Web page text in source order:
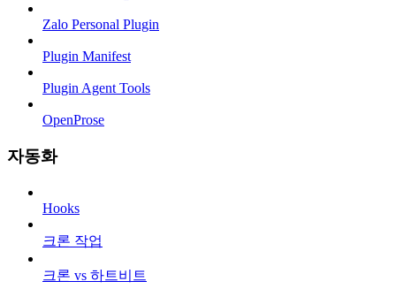
Zalo Personal Plugin
Plugin Manifest
Plugin Agent Tools
OpenProse
자동화
Hooks
크론 작업
크론 vs 하트비트